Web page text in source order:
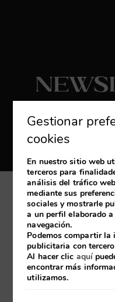
Reciba las
exclusivas
Aviso Legal
Gestionar
cookies
En nuestro sitio web
terceros para
análisis del tráfico
mediante sus
sociales y mostrarle
a un perfil elaborado
navegación.
Podemos compartir
publicitaria con
Al hacer clic aquí
encontrar más
utilizamos.